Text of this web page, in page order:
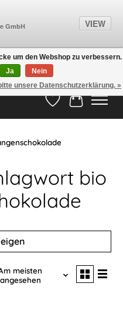
ab 75€ <<<
Wunschzettel
Ihr
bio
meisten
angesehen
um den Webshop zu verbessern.
Ja
Nein
unsere Datenschutzerklärung. »
GmbH
VIEW